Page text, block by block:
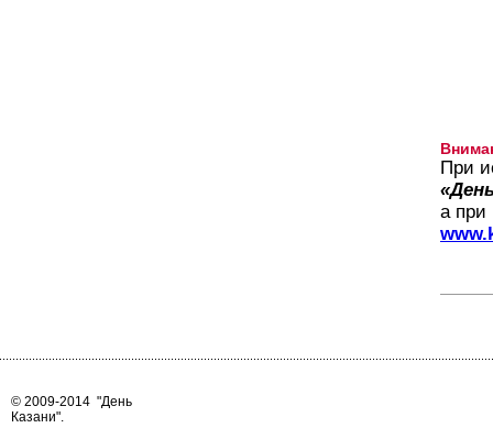
При
а при
© 2009-2014 "День
Казани".